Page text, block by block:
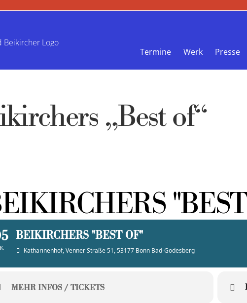
Termine
Werk Presse
„Best of“
BEIKIRCHERS "BEST OF"
Katharinenhof, Venner Straße 51, 53177 Bonn Bad-Godesberg
MEHR INFOS / TICKETS